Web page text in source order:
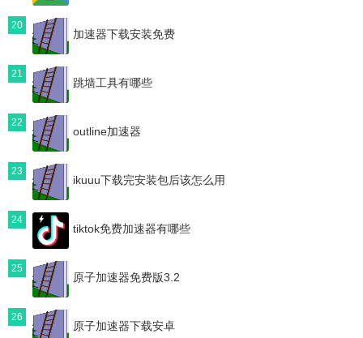
20
加速器下载安装免费
21
跳墙工具有哪些
22
outline加速器
23
ikuuu下载完安装包后该怎么用
24
tiktok免费加速器有哪些
25
原子加速器免费版3.2
26
原子加速器下载安卓